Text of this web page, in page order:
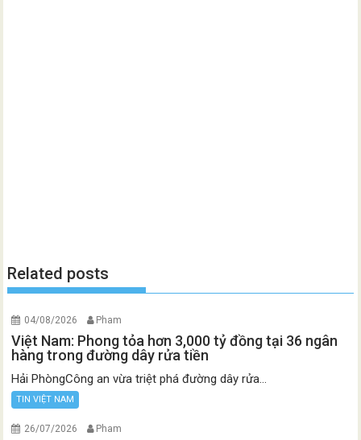
Related posts
04/08/2026 Pham
Việt Nam: Phong tỏa hơn 3,000 tỷ đồng tại 36 ngân
hàng trong đường dây rửa tiền
Hải PhòngCông an vừa triệt phá đường dây rửa...
TIN VIỆT NAM
26/07/2026 Pham